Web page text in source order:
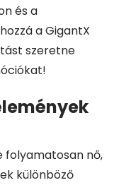
és a
a GigantX
szeretne
folyamatosan nő,
különböző